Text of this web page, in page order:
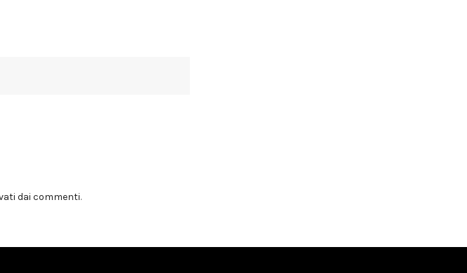
dai commenti.